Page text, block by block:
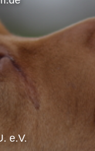
e.V.